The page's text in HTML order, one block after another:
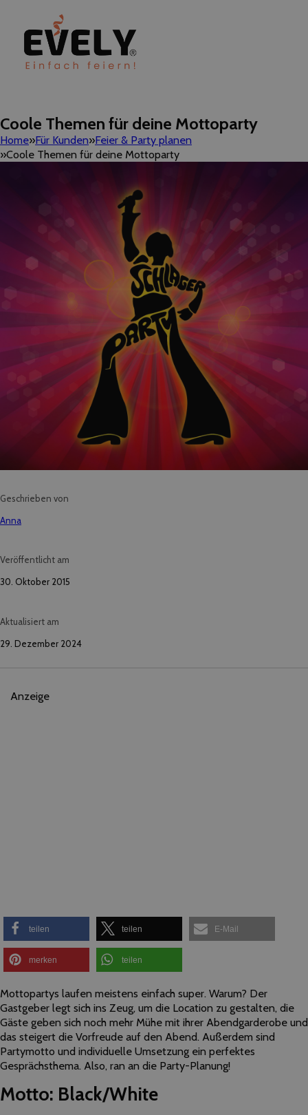
Coole Themen für deine Mottoparty
Home Für Kunden Feier & Party planen
Coole Themen für deine Mottoparty
Geschrieben von
Anna
Veröffentlicht am
30. Oktober 2015
Aktualisiert am
29. Dezember 2024
Anzeige
teilen teilen E-Mail
merken teilen
Mottopartys laufen meistens einfach super. Warum? Der
Gastgeber legt sich ins Zeug, um die Location zu gestalten, die
Gäste geben sich noch mehr Mühe mit ihrer Abendgarderobe und
das steigert die Vorfreude auf den Abend. Außerdem sind
Partymotto und individuelle Umsetzung ein perfektes
Gesprächsthema. Also, ran an die Party-Planung!
Motto: Black/White